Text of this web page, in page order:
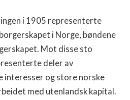
i 1905 representerte
i Norge, bøndene
Mot disse sto
deler av
interesser og store norske
med utenlandsk kapital.